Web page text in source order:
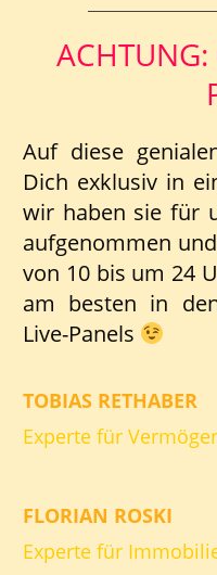
Auf diese
Dich exklusiv in
wir haben sie für
aufgenommen
von 10 bis um 24
am besten in
Live-Panels
TOBIAS RETHABER
Experte für
FLORIAN ROSKI
Experte für